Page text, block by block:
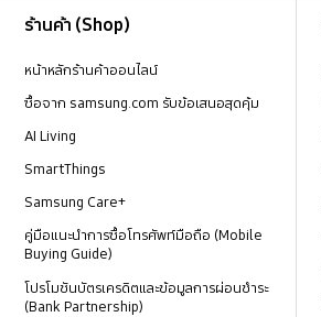
ร้านค้า (Shop)
หน้าหลักร้านค้าออนไลน์
ซื้อจาก samsung.com รับข้อเสนอสุดคุ้ม
AI Living
SmartThings
Samsung Care+
คู่มือแนะนำการซื้อโทรศัพท์มือถือ (Mobile
Buying Guide)
โปรโมชันบัตรเครดิตและข้อมูลการผ่อนชำระ
(Bank Partnership)